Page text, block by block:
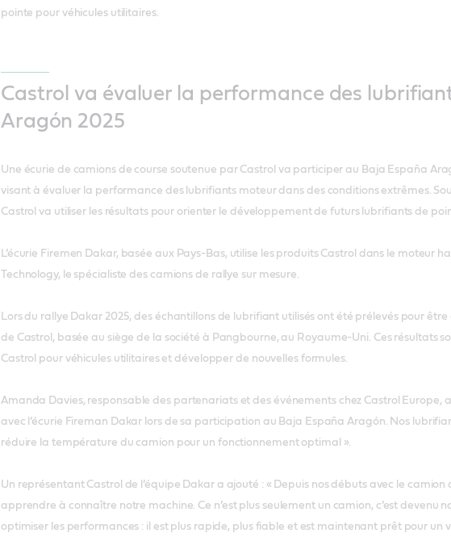
pointe pour véhicules utilitaires.
Castrol va évaluer la performance des
Aragón 2025
Une écurie de camions de course soutenue par Castrol va participer au Baja España
visant à évaluer la performance des lubrifiants moteur dans des conditions extrêmes.
Castrol va utiliser les résultats pour orienter le développement de futurs lubrifiants de
L’écurie Firemen Dakar, basée aux Pays-Bas, utilise les produits Castrol dans le moteur
Technology, le spécialiste des camions de rallye sur mesure.
Lors du rallye Dakar 2025, des échantillons de lubrifiant utilisés ont été prélevés pour
de Castrol, basée au siège de la société à Pangbourne, au Royaume-Uni. Ces
Castrol pour véhicules utilitaires et développer de nouvelles formules.
Amanda Davies, responsable des partenariats et des événements chez Castrol
avec l’écurie Fireman Dakar lors de sa participation au Baja España Aragón. Nos
réduire la température du camion pour un fonctionnement optimal ».
Un représentant Castrol de l’équipe Dakar a ajouté : « Depuis nos débuts avec le
apprendre à connaître notre machine. Ce n’est plus seulement un camion, c’est
optimiser les performances : il est plus rapide, plus fiable et est maintenant prêt pour un